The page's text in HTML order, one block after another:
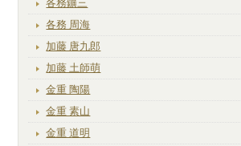
各務鑛三
各務 周海
加藤 唐九郎
加藤 土師萌
金重 陶陽
金重 素山
金重 道明